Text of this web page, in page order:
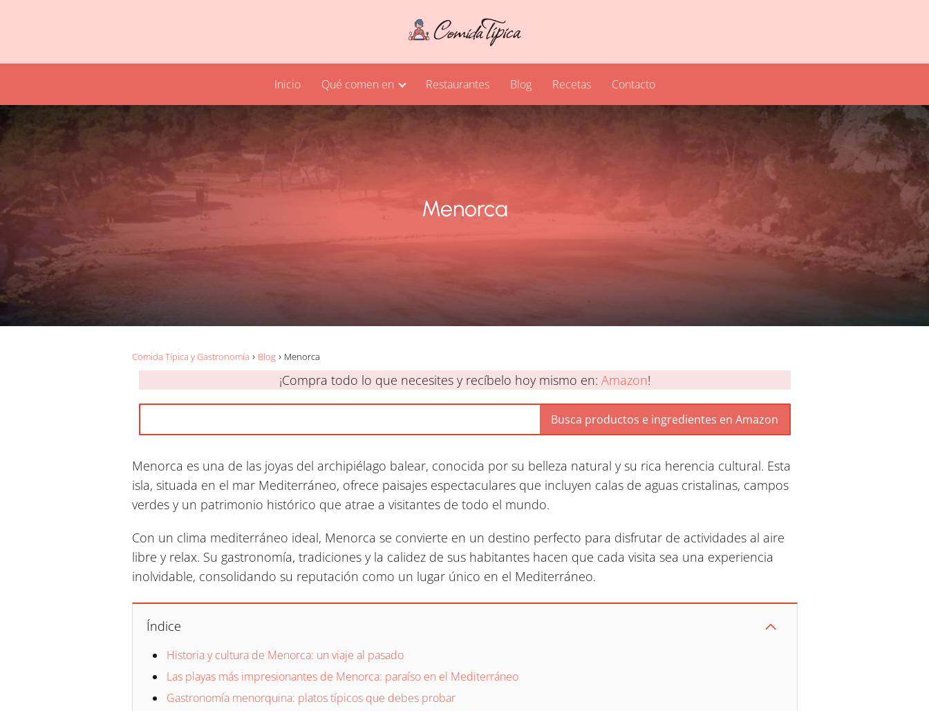
Inicio Qué comen en Restaurantes Blog Recetas Contacto
Menorca
Comida Típica y Gastronomía Blog Menorca
¡Compra todo lo que necesites y recíbelo hoy mismo en: Amazon!
Menorca es una de las joyas del archipiélago balear, conocida por su belleza natural y su rica herencia cultural. Esta
isla, situada en el mar Mediterráneo, ofrece paisajes espectaculares que incluyen calas de aguas cristalinas, campos
verdes y un patrimonio histórico que atrae a visitantes de todo el mundo.
Con un clima mediterráneo ideal, Menorca se convierte en un destino perfecto para disfrutar de actividades al aire
libre y relax. Su gastronomía, tradiciones y la calidez de sus habitantes hacen que cada visita sea una experiencia
inolvidable, consolidando su reputación como un lugar único en el Mediterráneo.
Índice
Historia y cultura de Menorca: un viaje al pasado
Las playas más impresionantes de Menorca: paraíso en el Mediterráneo
Gastronomía menorquina: platos típicos que debes probar